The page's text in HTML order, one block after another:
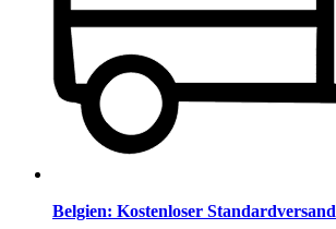
Belgien: Kostenloser Standardversand